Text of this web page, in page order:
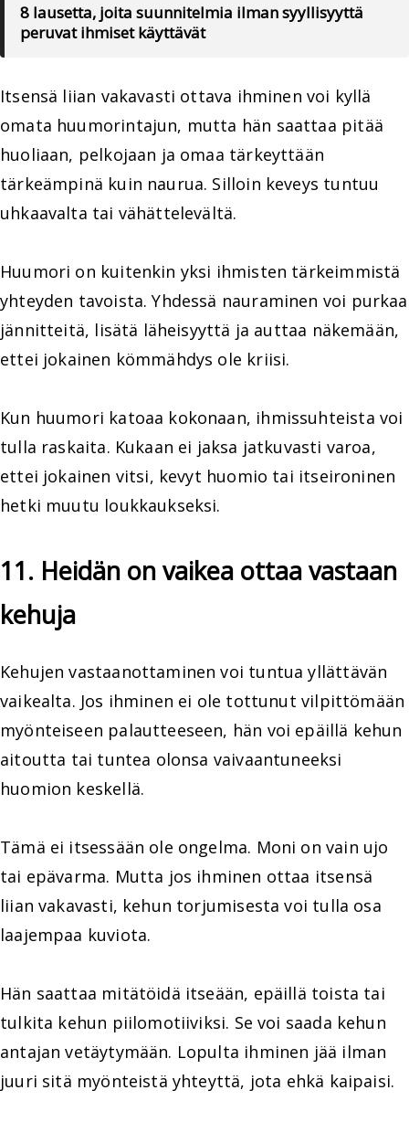
8 lausetta, joita suunnitelmia ilman syyllisyyttä
peruvat ihmiset käyttävät
Itsensä liian vakavasti ottava ihminen voi kyllä
omata huumorintajun, mutta hän saattaa pitää
huoliaan, pelkojaan ja omaa tärkeyttään
tärkeämpinä kuin naurua. Silloin keveys tuntuu
uhkaavalta tai vähättelevältä.
Huumori on kuitenkin yksi ihmisten tärkeimmistä
yhteyden tavoista. Yhdessä nauraminen voi purkaa
jännitteitä, lisätä läheisyyttä ja auttaa näkemään,
ettei jokainen kömmähdys ole kriisi.
Kun huumori katoaa kokonaan, ihmissuhteista voi
tulla raskaita. Kukaan ei jaksa jatkuvasti varoa,
ettei jokainen vitsi, kevyt huomio tai itseironinen
hetki muutu loukkaukseksi.
11. Heidän on vaikea ottaa vastaan
kehuja
Kehujen vastaanottaminen voi tuntua yllättävän
vaikealta. Jos ihminen ei ole tottunut vilpittömään
myönteiseen palautteeseen, hän voi epäillä kehun
aitoutta tai tuntea olonsa vaivaantuneeksi
huomion keskellä.
Tämä ei itsessään ole ongelma. Moni on vain ujo
tai epävarma. Mutta jos ihminen ottaa itsensä
liian vakavasti, kehun torjumisesta voi tulla osa
laajempaa kuviota.
Hän saattaa mitätöidä itseään, epäillä toista tai
tulkita kehun piilomotiiviksi. Se voi saada kehun
antajan vetäytymään. Lopulta ihminen jää ilman
juuri sitä myönteistä yhteyttä, jota ehkä kaipaisi.